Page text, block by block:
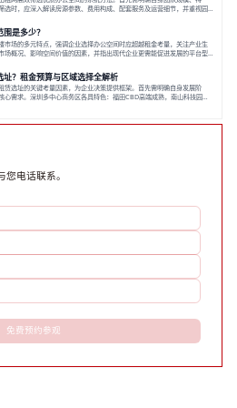
选时，应深入解读房源参数、费用构成、配套服务及运营细节，并重视园
同时，需考察运营方的品牌背景与持续服务能力。完成线上初选后，必须
实景、测试设施、感受园区氛围并确认合同条款，从而做出精确决策。在
成为企业寻找
是多少？
市场的多元特点，强调企业选择办公空间时应超越租金考量，关注产业生
场概况、影响空间价值的因素，并指出现代企业更需能促进发展的平台型
，说明运营方如何通过构建服务生态助力企业成长，建议企业系统评估需
展载体。对于许多寻求在上海松江区设立或扩展办公空间的企业而言，了
决策的首先
？租金预算与区域选择全解析
赁选址的关键考量因素，为企业决策提供框架。首先需明确自身发展阶
心需求。深圳多中心商务区各具特色：福田CBD高端成熟，南山科技园创
除传统写字楼外，创意产业园注重生态与社群，适合文创、科技类企业。
旨在让办公
电话联系。
免费预约参观